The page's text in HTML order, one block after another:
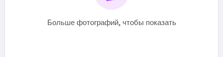
Больше фотографий, чтобы показать